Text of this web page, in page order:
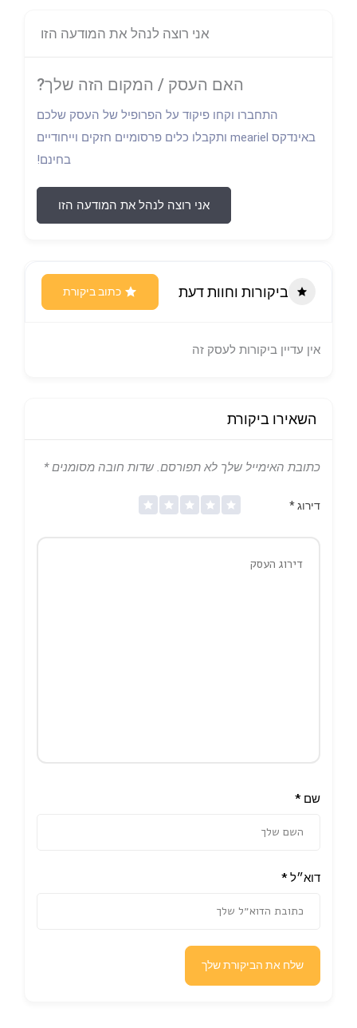
אני רוצה לנהל את המודעה הזו
האם העסק / המקום הזה שלך?
התחברו וקחו פיקוד על הפרופיל של העסק שלכם
באינדקס meariel ותקבלו כלים פרסומיים חזקים וייחודיים
בחינם!
אני רוצה לנהל את המודעה הזו
ביקורות וחוות דעת כתוב ביקורת
אין עדיין ביקורות לעסק זה
השאירו ביקורת
כתובת האימייל שלך לא תפורסם. שדות חובה מסומנים*
דירוג*
שם*
דוא״ל*
שלח את הביקורת שלך